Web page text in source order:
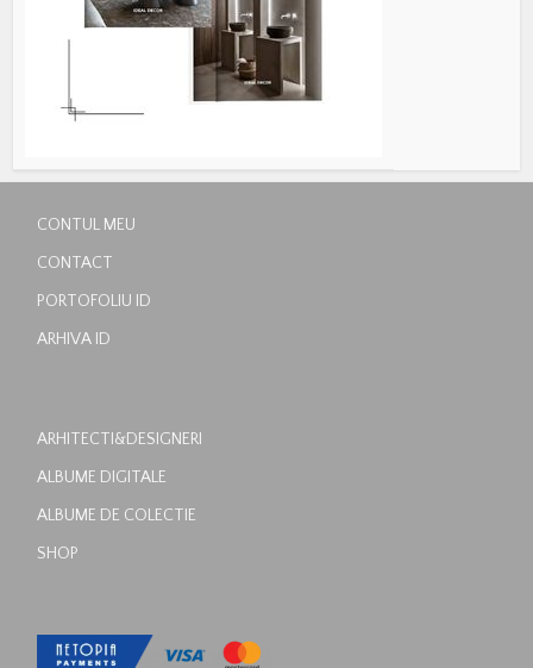
CONTUL MEU
CONTACT
PORTOFOLIU ID
ARHIVA ID
ARHITECTI&DESIGNERI
ALBUME DIGITALE
ALBUME DE COLECTIE
SHOP